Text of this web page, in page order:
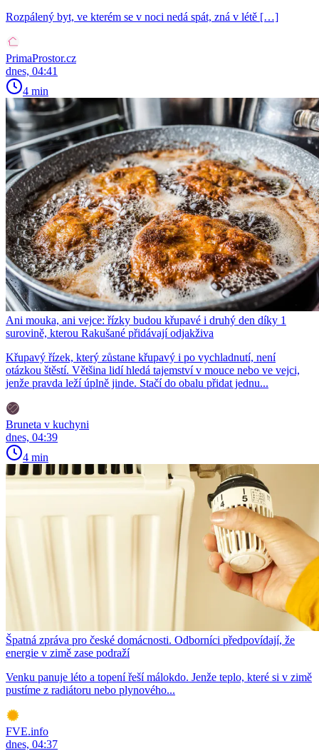
Rozpálený byt, ve kterém se v noci nedá spát, zná v létě […]
PrimaProstor.cz
dnes, 04:41
4 min
Ani mouka, ani vejce: řízky budou křupavé i druhý den díky 1
surovině, kterou Rakušané přidávají odjakživa
Křupavý řízek, který zůstane křupavý i po vychladnutí, není
otázkou štěstí. Většina lidí hledá tajemství v mouce nebo ve vejci,
jenže pravda leží úplně jinde. Stačí do obalu přidat jednu...
Bruneta v kuchyni
dnes, 04:39
4 min
Špatná zpráva pro české domácnosti. Odborníci předpovídají, že
energie v zimě zase podraží
Venku panuje léto a topení řeší málokdo. Jenže teplo, které si v zimě
pustíme z radiátoru nebo plynového...
FVE.info
dnes, 04:37